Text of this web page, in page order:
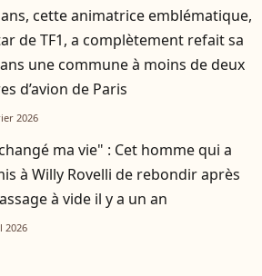
ans, cette animatrice emblématique,
de TF1, a complètement refait sa
une commune à moins de deux
d’avion de Paris
2026
ma vie" : Cet homme qui a
à Willy Rovelli de rebondir après
à vide il y a un an
2026